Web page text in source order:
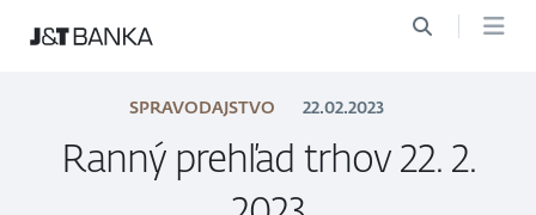
SPRAVODAJSTVO 22.02.2023
Ranný prehľad trhov 22. 2.